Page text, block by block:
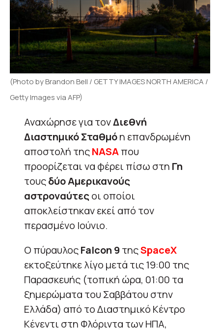
(Photo by Brandon Bell / GETTY IMAGES NORTH AMERICA /
Getty Images via AFP)
Αναχώρησε για τονΔιεθνή
Διαστημικό Σταθμόη επανδρωμένη
αποστολή τηςNASAπου
προορίζεται να φέρει πίσω στη Γη
τουςδύο Αμερικανούς
αστροναύτεςοι οποίοι
αποκλείστηκαν εκεί από τον
περασμένο Ιούνιο.
Ο πύραυλοςFalcon 9 τηςSpaceX
εκτοξεύτηκε λίγο μετά τις 19:00 της
Παρασκευής (τοπική ώρα, 01:00 τα
ξημερώματα του Σαββάτου στην
Ελλάδα) από το Διαστημικό Κέντρο
Κένεντι στη Φλόριντα των ΗΠΑ,